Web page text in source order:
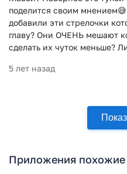
поделится своим
добавили эти стрелочки
главу? Они ОЧЕНЬ мешают
сделать их чуток меньше?
5 лет назад
Приложения похожие